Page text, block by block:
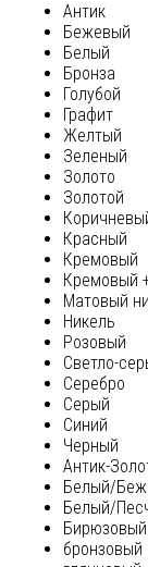
Антик
Бежевый
Белый
Бронза
Голубой
Графит
Желтый
Зеленый
Золото
Золотой
Красный
Кремовый
Кремовый
Матовый
Никель
Розовый
Светло-
Серебро
Серый
Синий
Черный
Антик-
Белый/
Белый/
Бирюзовый
бронзовый